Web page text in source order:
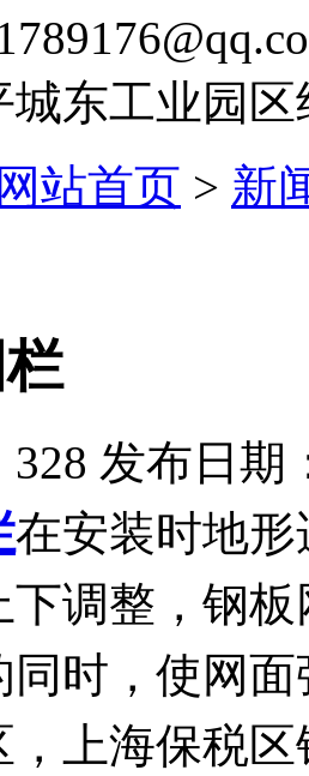
东工业园区
网站首页 > 新
328 发布日期
在安装时地
调整，钢
时，使网
，上海保税